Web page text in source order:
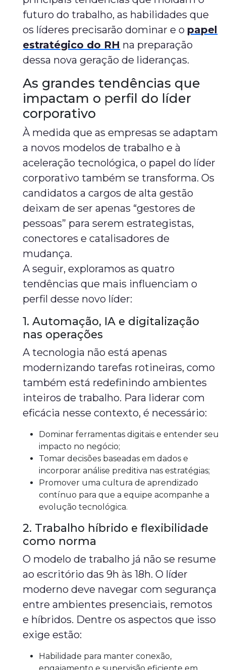
futuro do trabalho, as habilidades que
os líderes precisarão dominar e o papel
estratégico do RH na preparação
dessa nova geração de lideranças.
As grandes tendências que
impactam o perfil do líder
corporativo
À medida que as empresas se adaptam
a novos modelos de trabalho e à
aceleração tecnológica, o papel do líder
corporativo também se transforma. Os
candidatos a cargos de alta gestão
deixam de ser apenas “gestores de
pessoas” para serem estrategistas,
conectores e catalisadores de
mudança.
A seguir, exploramos as quatro
tendências que mais influenciam o
perfil desse novo líder:
1. Automação, IA e digitalização
nas operações
A tecnologia não está apenas
modernizando tarefas rotineiras, como
também está redefinindo ambientes
inteiros de trabalho. Para liderar com
eficácia nesse contexto, é necessário:
Dominar ferramentas digitais e entender seu
impacto no negócio;
Tomar decisões baseadas em dados e
incorporar análise preditiva nas estratégias;
Promover uma cultura de aprendizado
contínuo para que a equipe acompanhe a
evolução tecnológica.
2. Trabalho híbrido e flexibilidade
como norma
O modelo de trabalho já não se resume
ao escritório das 9h às 18h. O líder
moderno deve navegar com segurança
entre ambientes presenciais, remotos
e híbridos. Dentre os aspectos que isso
exige estão:
Habilidade para manter conexão,